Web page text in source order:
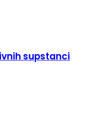
supstanci